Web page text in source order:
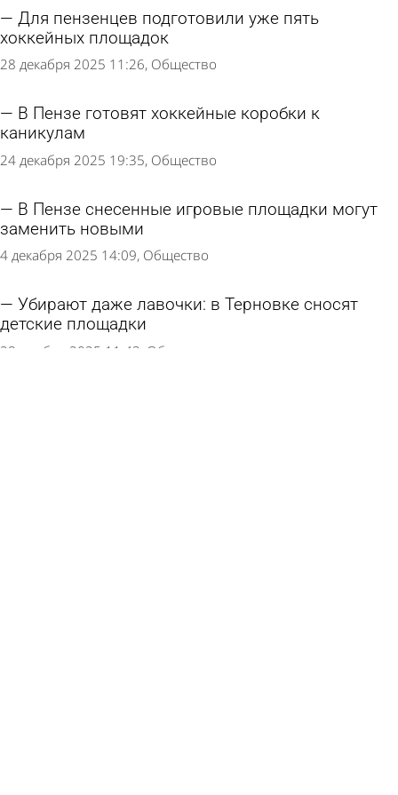
Для пензенцев подготовили уже пять
хоккейных площадок
28 декабря 2025 11:26 Общество
В Пензе готовят хоккейные коробки к
каникулам
24 декабря 2025 19:35 Общество
В Пензе снесенные игровые площадки могут
заменить новыми
4 декабря 2025 14:09 Общество
Убирают даже лавочки: в Терновке сносят
детские площадки
28 ноября 2025 11:43 Общество